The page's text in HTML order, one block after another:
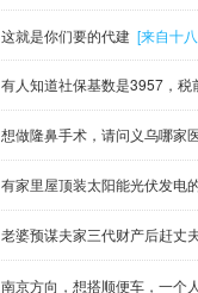
这就是你们要的代建 [来自十
有人知道社保基数是3957，税
想做隆鼻手术，请问义乌哪家
有家里屋顶装太阳能光伏发电
老婆预谋夫家三代财产后赶丈
南京方向，想搭顺便车，一个人